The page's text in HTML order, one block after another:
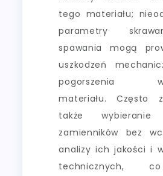
tego materiału;
parametry
spawania mogą
uszkodzeń
pogorszenia
materiału. Często
także wybieranie
zamienników bez
analizy ich jakości i
technicznych,